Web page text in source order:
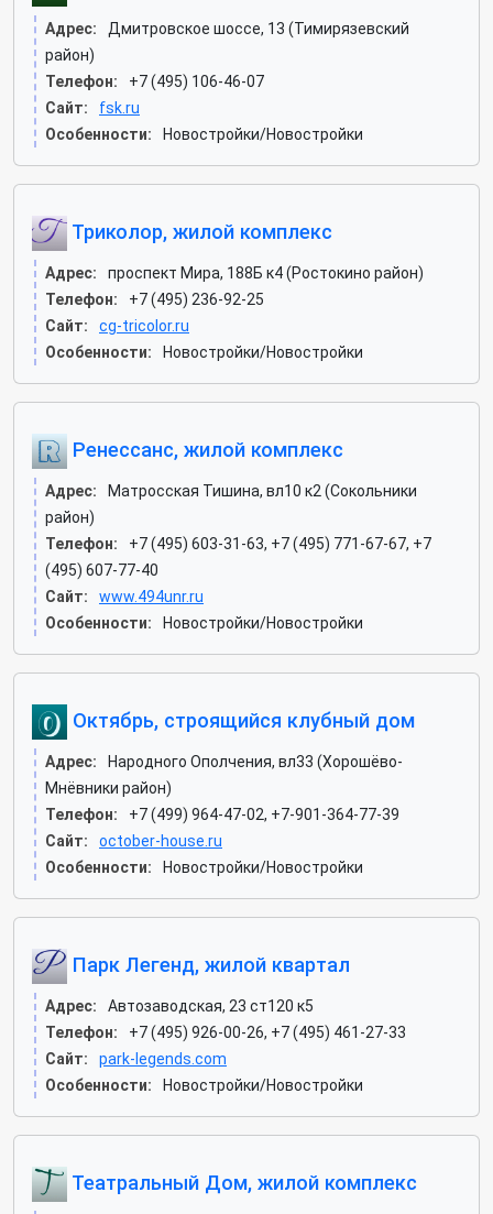
Адрес:
Дмитровское шоссе, 13 (Тимирязевский
район)
Телефон:
+7 (495) 106-46-07
Сайт:
fsk.ru
Особенности:
Новостройки/Новостройки
Триколор, жилой комплекс
Адрес:
проспект Мира, 188Б к4 (Ростокино район)
Телефон:
+7 (495) 236-92-25
Сайт:
cg-tricolor.ru
Особенности:
Новостройки/Новостройки
Ренессанс, жилой комплекс
Адрес:
Матросская Тишина, вл10 к2 (Сокольники
район)
Телефон:
+7 (495) 603-31-63, +7 (495) 771-67-67, +7
(495) 607-77-40
Сайт:
www.494unr.ru
Особенности:
Новостройки/Новостройки
Октябрь, строящийся клубный дом
Адрес:
Народного Ополчения, вл33 (Хорошёво-
Мнёвники район)
Телефон:
+7 (499) 964-47-02, +7-901-364-77-39
Сайт:
october-house.ru
Особенности:
Новостройки/Новостройки
Парк Легенд, жилой квартал
Адрес:
Автозаводская, 23 ст120 к5
Телефон:
+7 (495) 926-00-26, +7 (495) 461-27-33
Сайт:
park-legends.com
Особенности:
Новостройки/Новостройки
Театральный Дом, жилой комплекс